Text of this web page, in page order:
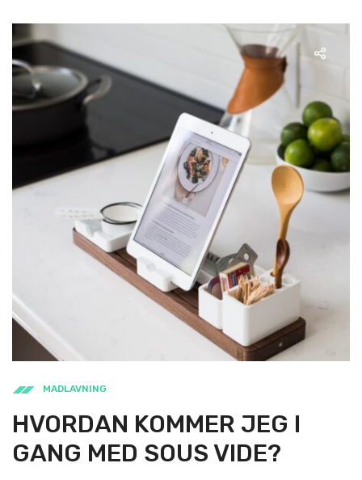
MADLAVNING
HVORDAN KOMMER JEG I
GANG MED SOUS VIDE?